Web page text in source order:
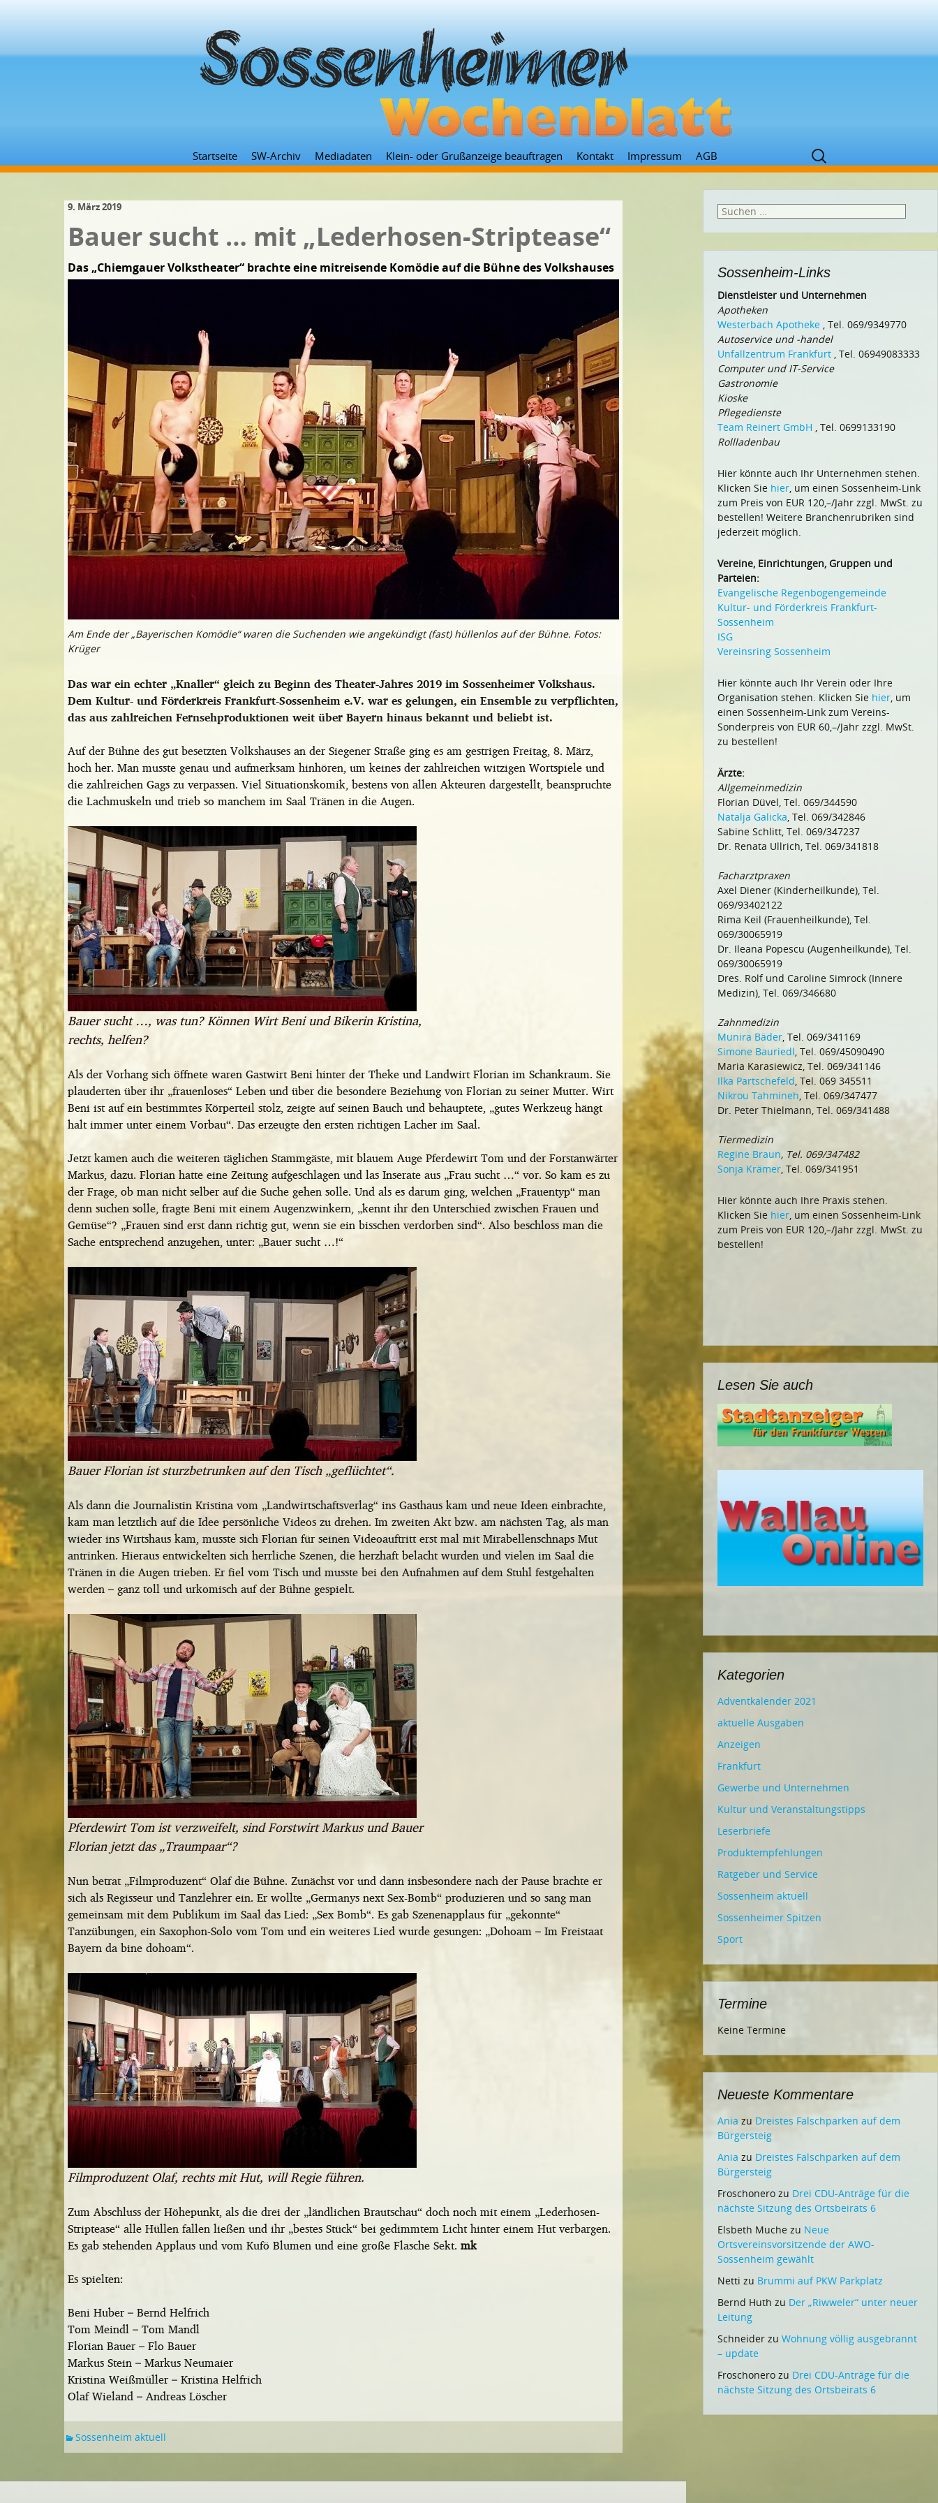
Zum
Inhalt
Startseite SW-Archiv Mediadaten Klein- oder Grußanzeige beauftragen Kontakt Impressum AGB
Suchen
nach:
9. März 2019
Bauer sucht … mit „Lederhosen-Striptease“
Das „Chiemgauer Volkstheater“ brachte eine mitreisende Komödie auf die Bühne des Volkshauses
Am Ende der „Bayerischen Komödie“ waren die Suchenden wie angekündigt (fast) hüllenlos auf der Bühne. Fotos:
Krüger
Das war ein echter „Knaller“ gleich zu Beginn des Theater-Jahres 2019 im Sossenheimer Volkshaus.
Dem Kultur- und Förderkreis Frankfurt-Sossenheim e.V. war es gelungen, ein Ensemble zu verpflichten,
das aus zahlreichen Fernsehproduktionen weit über Bayern hinaus bekannt und beliebt ist.
Auf der Bühne des gut besetzten Volkshauses an der Siegener Straße ging es am gestrigen Freitag, 8. März,
hoch her. Man musste genau und aufmerksam hinhören, um keines der zahlreichen witzigen Wortspiele und
die zahlreichen Gags zu verpassen. Viel Situationskomik, bestens von allen Akteuren dargestellt, beanspruchte
die Lachmuskeln und trieb so manchem im Saal Tränen in die Augen.
Bauer sucht …, was tun? Können Wirt Beni und Bikerin Kristina,
rechts, helfen?
Als der Vorhang sich öffnete waren Gastwirt Beni hinter der Theke und Landwirt Florian im Schankraum. Sie
plauderten über ihr „frauenloses“ Leben und über die besondere Beziehung von Florian zu seiner Mutter. Wirt
Beni ist auf ein bestimmtes Körperteil stolz, zeigte auf seinen Bauch und behauptete, „gutes Werkzeug hängt
halt immer unter einem Vorbau“. Das erzeugte den ersten richtigen Lacher im Saal.
Jetzt kamen auch die weiteren täglichen Stammgäste, mit blauem Auge Pferdewirt Tom und der Forstanwärter
Markus, dazu. Florian hatte eine Zeitung aufgeschlagen und las Inserate aus „Frau sucht …“ vor. So kam es zu
der Frage, ob man nicht selber auf die Suche gehen solle. Und als es darum ging, welchen „Frauentyp“ man
denn suchen solle, fragte Beni mit einem Augenzwinkern, „kennt ihr den Unterschied zwischen Frauen und
Gemüse“? „Frauen sind erst dann richtig gut, wenn sie ein bisschen verdorben sind“. Also beschloss man die
Sache entsprechend anzugehen, unter: „Bauer sucht …!“
Bauer Florian ist sturzbetrunken auf den Tisch „geflüchtet“.
Als dann die Journalistin Kristina vom „Landwirtschaftsverlag“ ins Gasthaus kam und neue Ideen einbrachte,
kam man letztlich auf die Idee persönliche Videos zu drehen. Im zweiten Akt bzw. am nächsten Tag, als man
wieder ins Wirtshaus kam, musste sich Florian für seinen Videoauftritt erst mal mit Mirabellenschnaps Mut
antrinken. Hieraus entwickelten sich herrliche Szenen, die herzhaft belacht wurden und vielen im Saal die
Tränen in die Augen trieben. Er fiel vom Tisch und musste bei den Aufnahmen auf dem Stuhl festgehalten
werden – ganz toll und urkomisch auf der Bühne gespielt.
Pferdewirt Tom ist verzweifelt, sind Forstwirt Markus und Bauer
Florian jetzt das „Traumpaar“?
Nun betrat „Filmproduzent“ Olaf die Bühne. Zunächst vor und dann insbesondere nach der Pause brachte er
sich als Regisseur und Tanzlehrer ein. Er wollte „Germanys next Sex-Bomb“ produzieren und so sang man
gemeinsam mit dem Publikum im Saal das Lied: „Sex Bomb“. Es gab Szenenapplaus für „gekonnte“
Tanzübungen, ein Saxophon-Solo vom Tom und ein weiteres Lied wurde gesungen: „Dohoam – Im Freistaat
Bayern da bine dohoam“.
Filmproduzent Olaf, rechts mit Hut, will Regie führen.
Zum Abschluss der Höhepunkt, als die drei der „ländlichen Brautschau“ doch noch mit einem „Lederhosen-
Striptease“ alle Hüllen fallen ließen und ihr „bestes Stück“ bei gedimmtem Licht hinter einem Hut verbargen.
Es gab stehenden Applaus und vom Kufö Blumen und eine große Flasche Sekt. mk
Es spielten:
Beni Huber – Bernd Helfrich
Tom Meindl – Tom Mandl
Florian Bauer – Flo Bauer
Markus Stein – Markus Neumaier
Kristina Weißmüller – Kristina Helfrich
Olaf Wieland – Andreas Löscher
Sossenheim aktuell
Suchen
Sossenheim-Links
Dienstleister und Unternehmen
Apotheken
Westerbach Apotheke , Tel. 069/9349770
Autoservice und -handel
Unfallzentrum Frankfurt , Tel. 06949083333
Computer und IT-Service
Gastronomie
Kioske
Pflegedienste
Team Reinert GmbH , Tel. 0699133190
Rollladenbau
Hier könnte auch Ihr Unternehmen stehen.
Klicken Sie hier, um einen Sossenheim-Link
zum Preis von EUR 120,–/Jahr zzgl. MwSt. zu
bestellen! Weitere Branchenrubriken sind
jederzeit möglich.
Vereine, Einrichtungen, Gruppen und
Parteien:
Evangelische Regenbogengemeinde
Kultur- und Förderkreis Frankfurt-
Sossenheim
ISG
Vereinsring Sossenheim
Hier könnte auch Ihr Verein oder Ihre
Organisation stehen. Klicken Sie hier, um
einen Sossenheim-Link zum Vereins-
Sonderpreis von EUR 60,–/Jahr zzgl. MwSt.
zu bestellen!
Ärzte:
Allgemeinmedizin
Florian Düvel, Tel. 069/344590
Natalja Galicka, Tel. 069/342846
Sabine Schlitt, Tel. 069/347237
Dr. Renata Ullrich, Tel. 069/341818
Facharztpraxen
Axel Diener (Kinderheilkunde), Tel.
069/93402122
Rima Keil (Frauenheilkunde), Tel.
069/30065919
Dr. Ileana Popescu (Augenheilkunde), Tel.
069/30065919
Dres. Rolf und Caroline Simrock (Innere
Medizin), Tel. 069/346680
Zahnmedizin
Munira Bäder, Tel. 069/341169
Simone Bauriedl, Tel. 069/45090490
Maria Karasiewicz, Tel. 069/341146
Ilka Partschefeld, Tel. 069 345511
Nikrou Tahmineh, Tel. 069/347477
Dr. Peter Thielmann, Tel. 069/341488
Tiermedizin
Regine Braun, Tel. 069/347482
Sonja Krämer, Tel. 069/341951
Hier könnte auch Ihre Praxis stehen.
Klicken Sie hier, um einen Sossenheim-Link
zum Preis von EUR 120,–/Jahr zzgl. MwSt. zu
bestellen!
Lesen Sie auch
Kategorien
Adventkalender 2021
aktuelle Ausgaben
Anzeigen
Frankfurt
Gewerbe und Unternehmen
Kultur und Veranstaltungstipps
Leserbriefe
Produktempfehlungen
Ratgeber und Service
Sossenheim aktuell
Sossenheimer Spitzen
Sport
Termine
Keine Termine
Neueste Kommentare
Ania zu Dreistes Falschparken auf dem
Bürgersteig
Ania zu Dreistes Falschparken auf dem
Bürgersteig
Froschonero zu Drei CDU-Anträge für die
nächste Sitzung des Ortsbeirats 6
Elsbeth Muche zu Neue
Ortsvereinsvorsitzende der AWO-
Sossenheim gewählt
Netti zu Brummi auf PKW Parkplatz
Bernd Huth zu Der „Riwweler“ unter neuer
Leitung
Schneider zuWohnung völlig ausgebrannt
– update
Froschonero zu Drei CDU-Anträge für die
nächste Sitzung des Ortsbeirats 6